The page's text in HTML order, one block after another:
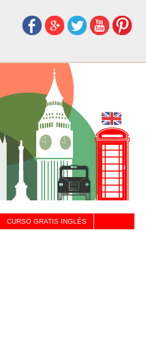
CURSO GRATIS INGLÉS